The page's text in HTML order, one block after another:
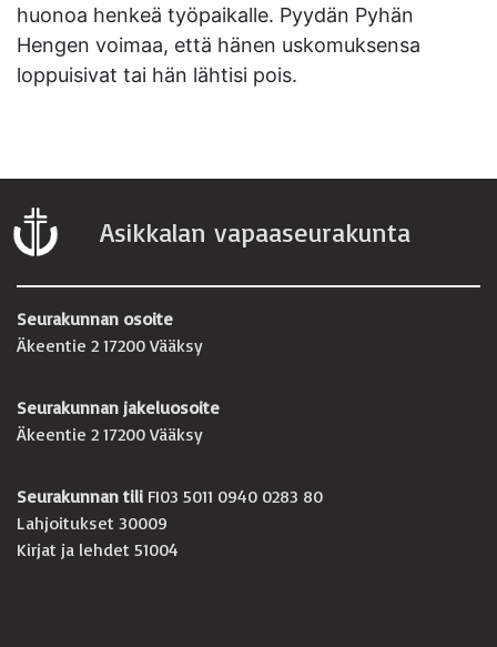
huonoa henkeä työpaikalle. Pyydän Pyhän
Hengen voimaa, että hänen uskomuksensa
loppuisivat tai hän lähtisi pois.
Asikkalan vapaaseurakunta
Seurakunnan osoite
Äkeentie 2 17200 Vääksy
Seurakunnan jakeluosoite
Äkeentie 2 17200 Vääksy
Seurakunnan tili FI03 5011 0940 0283 80
Lahjoitukset 30009
Kirjat ja lehdet 51004